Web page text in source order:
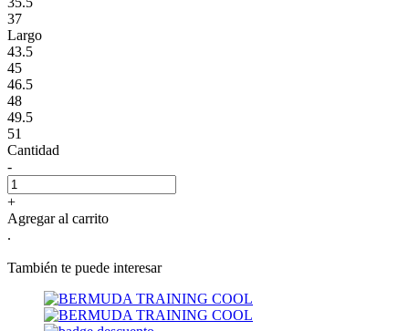
37
Largo
43.5
45
46.5
48
49.5
51
Cantidad
-
+
Agregar al carrito
.
También te puede interesar